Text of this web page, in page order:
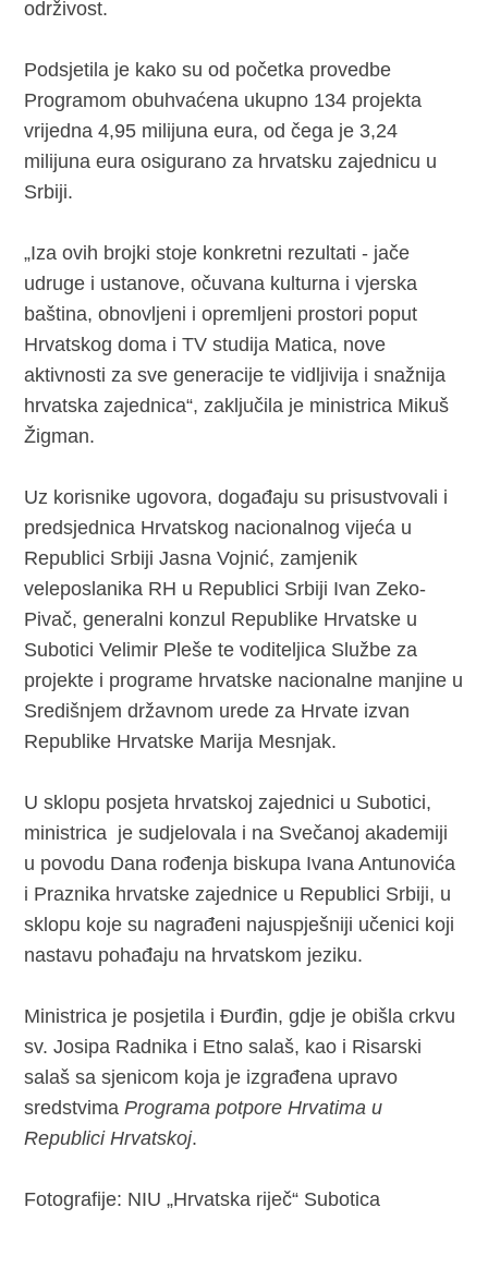
održivost.
Podsjetila je kako su od početka provedbe
Programom obuhvaćena ukupno 134 projekta
vrijedna 4,95 milijuna eura, od čega je 3,24
milijuna eura osigurano za hrvatsku zajednicu u
Srbiji.
„Iza ovih brojki stoje konkretni rezultati - jače
udruge i ustanove, očuvana kulturna i vjerska
baština, obnovljeni i opremljeni prostori poput
Hrvatskog doma i TV studija Matica, nove
aktivnosti za sve generacije te vidljivija i snažnija
hrvatska zajednica“, zaključila je ministrica Mikuš
Žigman.
Uz korisnike ugovora, događaju su prisustvovali i
predsjednica Hrvatskog nacionalnog vijeća u
Republici Srbiji Jasna Vojnić, zamjenik
veleposlanika RH u Republici Srbiji Ivan Zeko-
Pivač, generalni konzul Republike Hrvatske u
Subotici Velimir Pleše te voditeljica Službe za
projekte i programe hrvatske nacionalne manjine u
Središnjem državnom urede za Hrvate izvan
Republike Hrvatske Marija Mesnjak.
U sklopu posjeta hrvatskoj zajednici u Subotici,
ministrica je sudjelovala i na Svečanoj akademiji
u povodu Dana rođenja biskupa Ivana Antunovića
i Praznika hrvatske zajednice u Republici Srbiji, u
sklopu koje su nagrađeni najuspješniji učenici koji
nastavu pohađaju na hrvatskom jeziku.
Ministrica je posjetila i Đurđin, gdje je obišla crkvu
sv. Josipa Radnika i Etno salaš, kao i Risarski
salaš sa sjenicom koja je izgrađena upravo
sredstvimaPrograma potpore Hrvatima u
Republici Hrvatskoj.
Fotografije: NIU „Hrvatska riječ“ Subotica